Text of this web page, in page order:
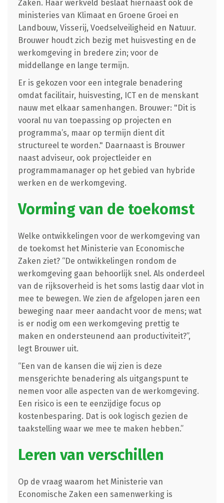
Zaken. Haar werkveld beslaat hiernaast ook de
ministeries van Klimaat en Groene Groei en
Landbouw, Visserij, Voedselveiligheid en Natuur.
Brouwer houdt zich bezig met huisvesting en de
werkomgeving in bredere zin; voor de
middellange en lange termijn.
Er is gekozen voor een integrale benadering
omdat facilitair, huisvesting, ICT en de menskant
nauw met elkaar samenhangen. Brouwer: "Dit is
vooral nu van toepassing op projecten en
programma’s, maar op termijn dient dit
structureel te worden." Daarnaast is Brouwer
naast adviseur, ook projectleider en
programmamanager op het gebied van hybride
werken en de werkomgeving.
Vorming van de toekomst
Welke ontwikkelingen voor de werkomgeving van
de toekomst het Ministerie van Economische
Zaken ziet? “De ontwikkelingen rondom de
werkomgeving gaan behoorlijk snel. Als onderdeel
van de rijksoverheid is het soms lastig daar vlot in
mee te bewegen. We zien de afgelopen jaren een
beweging naar meer aandacht voor de mens; wat
is er nodig om een werkomgeving prettig te
maken en ondersteunend aan productiviteit?”,
legt Brouwer uit.
“Een van de kansen die wij zien is deze
mensgerichte benadering als uitgangspunt te
nemen voor alle aspecten van de werkomgeving.
Een risico is een te eenzijdige focus op
kostenbesparing. Dat is ook logisch gezien de
taakstelling waar we mee te maken hebben.”
Leren van verschillen
Op de vraag waarom het Ministerie van
Economische Zaken een samenwerking is